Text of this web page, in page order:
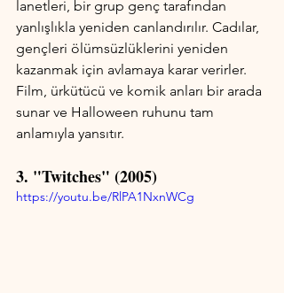
lanetleri, bir grup genç tarafından
yanlışlıkla yeniden canlandırılır. Cadılar,
gençleri ölümsüzlüklerini yeniden
kazanmak için avlamaya karar verirler.
Film, ürkütücü ve komik anları bir arada
sunar ve Halloween ruhunu tam
anlamıyla yansıtır.
3. "Twitches" (2005)
https://youtu.be/RlPA1NxnWCg